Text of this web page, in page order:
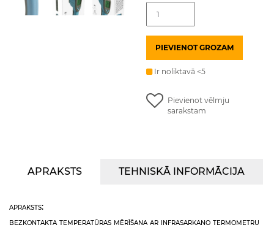
digitālais
termometrs,
bezkontakta
EMOS
daudzums
PIEVIENOT GROZAM
Ir noliktavā <5
Pievienot vēlmju
sarakstam
APRAKSTS TEHNISKĀ INFORMĀCIJA
apraksts:
bezkontakta temperatūras mērīšana ar infrasarkano termometru